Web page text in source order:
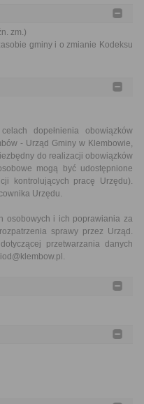
zm.)
gminy i o zmianie Kodeksu
dopełnienia obowiązków
- Urząd Gminy w Klembowie,
do realizacji obowiązków
mogą być udostępnione
kontrolujących pracę Urzędu).
Urzędu.
osobowych i ich poprawiania za
sprawy przez Urząd.
przetwarzania danych